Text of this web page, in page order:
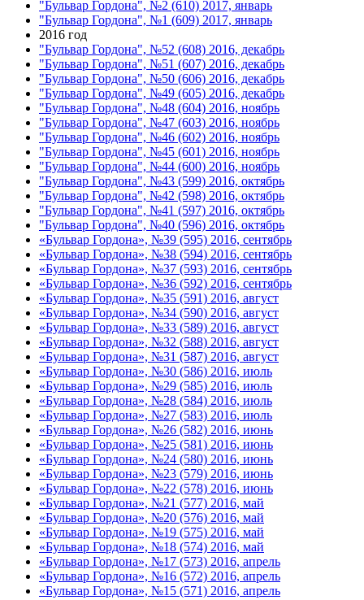
"Бульвар Гордона", №2 (610) 2017, январь
"Бульвар Гордона", №1 (609) 2017, январь
2016 год
"Бульвар Гордона", №52 (608) 2016, декабрь
"Бульвар Гордона", №51 (607) 2016, декабрь
"Бульвар Гордона", №50 (606) 2016, декабрь
"Бульвар Гордона", №49 (605) 2016, декабрь
"Бульвар Гордона", №48 (604) 2016, ноябрь
"Бульвар Гордона", №47 (603) 2016, ноябрь
"Бульвар Гордона", №46 (602) 2016, ноябрь
"Бульвар Гордона", №45 (601) 2016, ноябрь
"Бульвар Гордона", №44 (600) 2016, ноябрь
"Бульвар Гордона", №43 (599) 2016, октябрь
"Бульвар Гордона", №42 (598) 2016, октябрь
"Бульвар Гордона", №41 (597) 2016, октябрь
"Бульвар Гордона", №40 (596) 2016, октябрь
«Бульвар Гордона», №39 (595) 2016, сентябрь
«Бульвар Гордона», №38 (594) 2016, сентябрь
«Бульвар Гордона», №37 (593) 2016, сентябрь
«Бульвар Гордона», №36 (592) 2016, сентябрь
«Бульвар Гордона», №35 (591) 2016, август
«Бульвар Гордона», №34 (590) 2016, август
«Бульвар Гордона», №33 (589) 2016, август
«Бульвар Гордона», №32 (588) 2016, август
«Бульвар Гордона», №31 (587) 2016, август
«Бульвар Гордона», №30 (586) 2016, июль
«Бульвар Гордона», №29 (585) 2016, июль
«Бульвар Гордона», №28 (584) 2016, июль
«Бульвар Гордона», №27 (583) 2016, июль
«Бульвар Гордона», №26 (582) 2016, июнь
«Бульвар Гордона», №25 (581) 2016, июнь
«Бульвар Гордона», №24 (580) 2016, июнь
«Бульвар Гордона», №23 (579) 2016, июнь
«Бульвар Гордона», №22 (578) 2016, июнь
«Бульвар Гордона», №21 (577) 2016, май
«Бульвар Гордона», №20 (576) 2016, май
«Бульвар Гордона», №19 (575) 2016, май
«Бульвар Гордона», №18 (574) 2016, май
«Бульвар Гордона», №17 (573) 2016, апрель
«Бульвар Гордона», №16 (572) 2016, апрель
«Бульвар Гордона», №15 (571) 2016, апрель